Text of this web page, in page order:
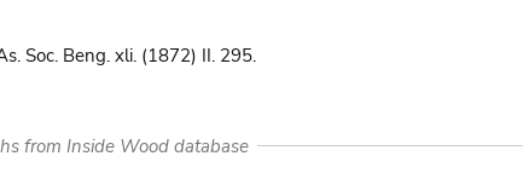
Soc. Beng. xli. (1872) II. 295.
from Inside Wood database